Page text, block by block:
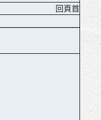
回頁首